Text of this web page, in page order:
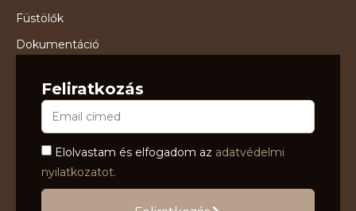
Füstölők
Dokumentáció
Feliratkozás
Elolvastam és elfogadom az adatvédelmi
nyilatkozatot.